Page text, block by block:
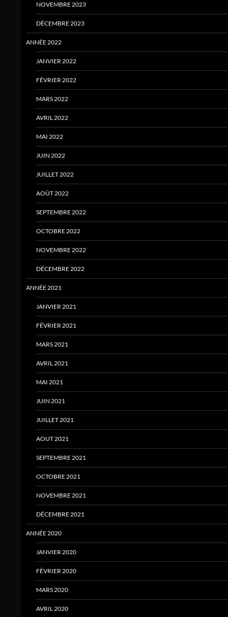
NOVEMBRE 2023
DÉCEMBRE 2023
ANNÉE 2022
JANVIER 2022
FÉVRIER 2022
MARS 2022
AVRIL 2022
MAI 2022
JUIN 2022
JUILLET 2022
AOÛT 2022
SEPTEMBRE 2022
OCTOBRE 2022
NOVEMBRE 2022
DÉCEMBRE 2022
ANNÉE 2021
JANVIER 2021
FÉVRIER 2021
MARS 2021
AVRIL 2021
MAI 2021
JUIN 2021
JUILLET 2021
AOUT 2021
SEPTEMBRE 2021
OCTOBRE 2021
NOVEMBRE 2021
DÉCEMBRE 2021
ANNÉE 2020
JANVIER 2020
FÉVRIER 2020
MARS 2020
AVRIL 2020